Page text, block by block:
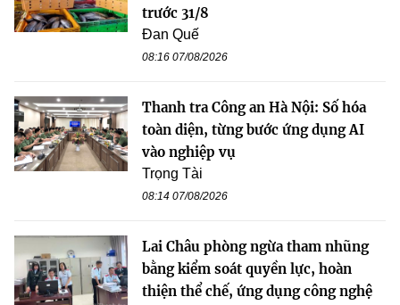
trước 31/8
Đan Quế
08:16 07/08/2026
Thanh tra Công an Hà Nội: Số hóa
toàn diện, từng bước ứng dụng AI
vào nghiệp vụ
Trọng Tài
08:14 07/08/2026
Lai Châu phòng ngừa tham nhũng
bằng kiểm soát quyền lực, hoàn
thiện thể chế, ứng dụng công nghệ